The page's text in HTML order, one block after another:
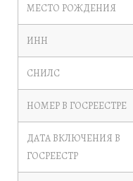
МЕСТО РОЖДЕНИЯ
ИНН
СНИЛС
НОМЕР В ГОСРЕЕСТРЕ
ДАТА ВКЛЮЧЕНИЯ В
ГОСРЕЕСТР